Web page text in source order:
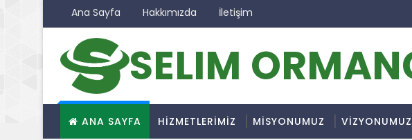
Ana Sayfa Hakkımızda İletişim
SELIM
ANA SAYFA HİZMETLERİMİZ MİSYONUMUZ VİZYONUMUZ